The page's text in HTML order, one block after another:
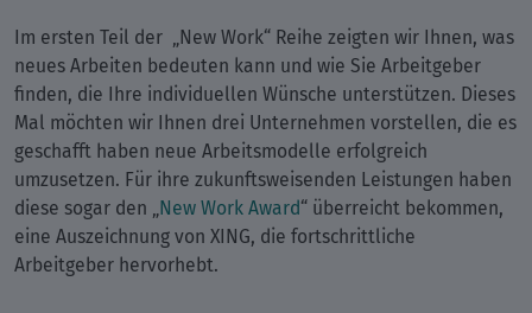
Im ersten Teil der „New Work“ Reihe zeigten wir Ihnen, was
neues Arbeiten bedeuten kann und wie Sie Arbeitgeber
finden, die Ihre individuellen Wünsche unterstützen. Dieses
Mal möchten wir Ihnen drei Unternehmen vorstellen, die es
geschafft haben neue Arbeitsmodelle erfolgreich
umzusetzen. Für ihre zukunftsweisenden Leistungen haben
diese sogar den „New Work Award“ überreicht bekommen,
eine Auszeichnung von XING, die fortschrittliche
Arbeitgeber hervorhebt.